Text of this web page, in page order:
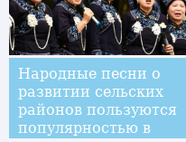
Народные песни о
развитии сельских
районов пользуются
популярностью в